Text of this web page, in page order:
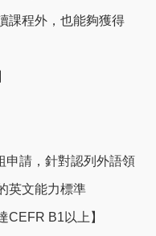
課程外，也能夠獲得
申請，針對認列外語領
英文能力標準
CEFR B1以上】